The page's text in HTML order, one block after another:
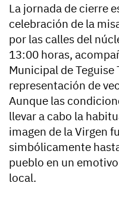
La jornada de cierre
celebración de la
por las calles del
13:00 horas,
Municipal de Teguise
representación de
Aunque las
llevar a cabo la
imagen de la Virgen
simbólicamente
pueblo en un
local.